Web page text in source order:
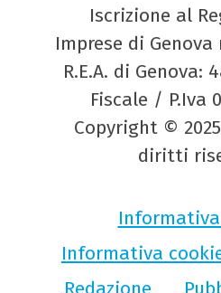
Iscrizione al
Imprese di Genova
R.E.A. di Genova:
Fiscale / P.Iva
Copyright ©
diritti
Informativa